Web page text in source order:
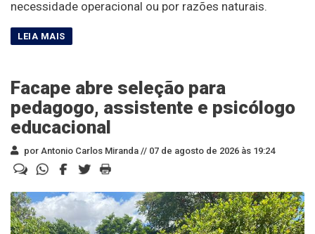
necessidade operacional ou por razões naturais.
Facape abre seleção para
pedagogo, assistente e psicólogo
educacional
por Antonio Carlos Miranda // 07 de agosto de 2026 às 19:24